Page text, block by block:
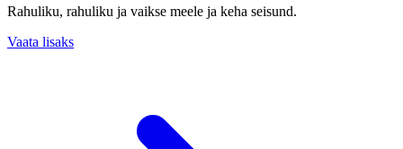
Rahuliku, rahuliku ja vaikse meele ja keha seisund.
Vaata lisaks